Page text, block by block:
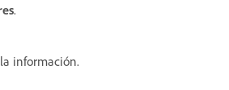
.
información.